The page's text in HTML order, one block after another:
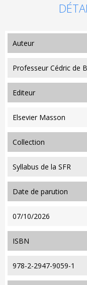
auteur
Professeur Cédric de
editeur
Elsevier Masson
collection
Syllabus de la SFR
date de parution
07/10/2026
ISBN
978-2-2947-9059-1